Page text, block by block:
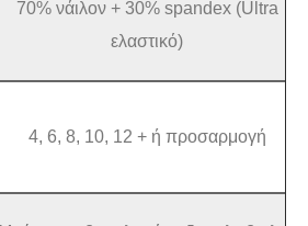
70% νάιλον + 30% spandex (Ultra
ελαστικό)
4, 6, 8, 10, 12 + ή προσαρμογή